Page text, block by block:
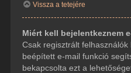
Vissza a tetejére
Miért kell bejelentkeznem
Csak regisztrált
beépített e-mail funkció
bekapcsolta ezt a